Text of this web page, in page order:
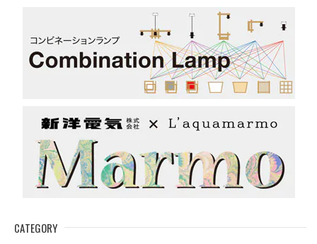
CATEGORY